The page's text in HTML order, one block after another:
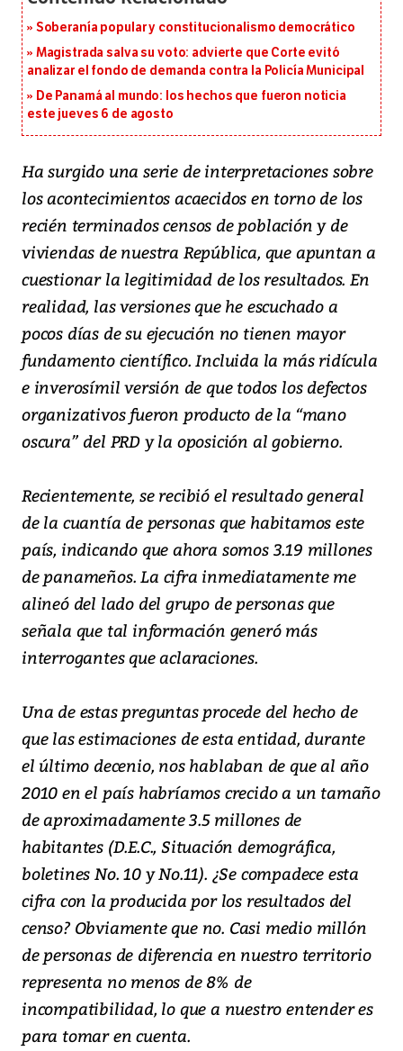
Soberanía popular y constitucionalismo democrático
Magistrada salva su voto: advierte que Corte evitó
analizar el fondo de demanda contra la Policía Municipal
De Panamá al mundo: los hechos que fueron noticia
este jueves 6 de agosto
Ha surgido una serie de interpretaciones sobre
los acontecimientos acaecidos en torno de los
recién terminados censos de población y de
viviendas de nuestra República, que apuntan a
cuestionar la legitimidad de los resultados. En
realidad, las versiones que he escuchado a
pocos días de su ejecución no tienen mayor
fundamento científico. Incluida la más ridícula
e inverosímil versión de que todos los defectos
organizativos fueron producto de la “mano
oscura” del PRD y la oposición al gobierno.
Recientemente, se recibió el resultado general
de la cuantía de personas que habitamos este
país, indicando que ahora somos 3.19 millones
de panameños. La cifra inmediatamente me
alineó del lado del grupo de personas que
señala que tal información generó más
interrogantes que aclaraciones.
Una de estas preguntas procede del hecho de
que las estimaciones de esta entidad, durante
el último decenio, nos hablaban de que al año
2010 en el país habríamos crecido a un tamaño
de aproximadamente 3.5 millones de
habitantes (D.E.C., Situación demográfica,
boletines No. 10 y No.11). ¿Se compadece esta
cifra con la producida por los resultados del
censo? Obviamente que no. Casi medio millón
de personas de diferencia en nuestro territorio
representa no menos de 8% de
incompatibilidad, lo que a nuestro entender es
para tomar en cuenta.